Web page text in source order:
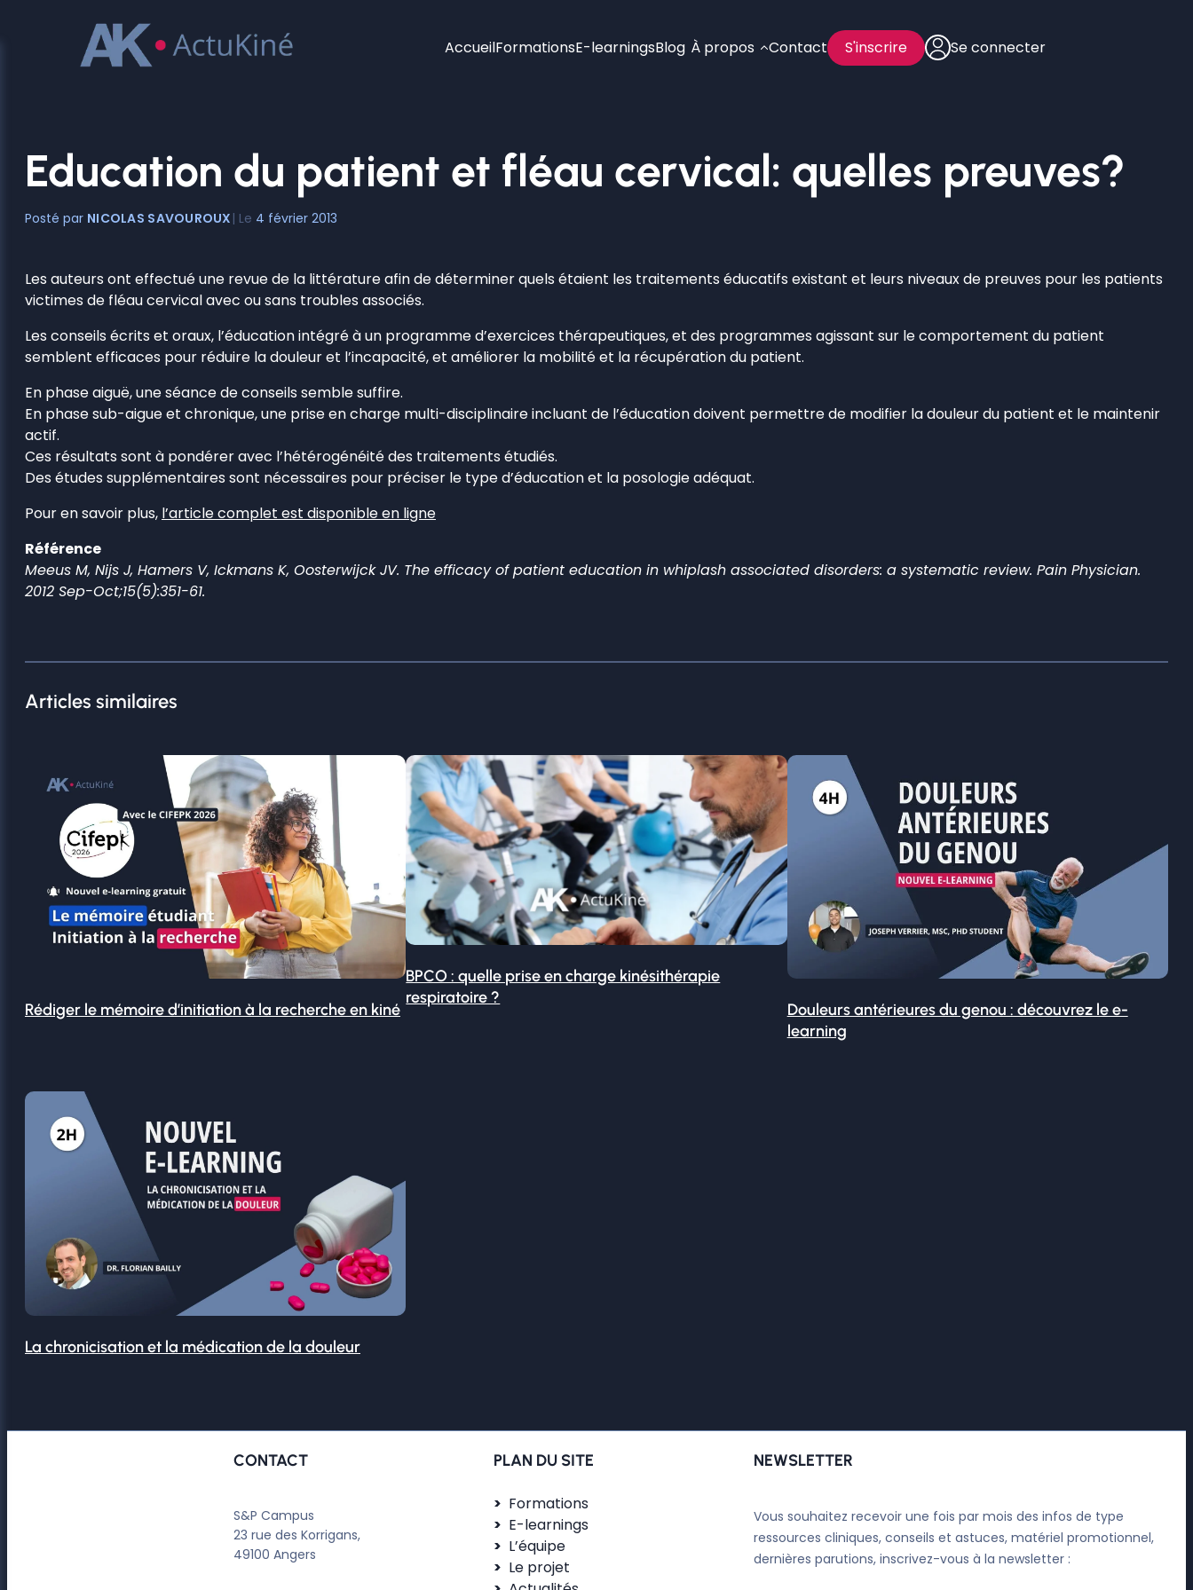
AccueilFormationsE-learningsBlog À propos Contact S'inscrire Se connecter
Education du patient et fléau cervical: quelles preuves?
NICOLAS SAVOUROUX 4 février 2013
Les auteurs ont effectué une revue de la littérature afin de déterminer quels étaient les traitements éducatifs existant et leurs niveaux de preuves pour les patients
victimes de fléau cervical avec ou sans troubles associés.
Les conseils écrits et oraux, l’éducation intégré à un programme d’exercices thérapeutiques, et des programmes agissant sur le comportement du patient
semblent efficaces pour réduire la douleur et l’incapacité, et améliorer la mobilité et la récupération du patient.
En phase aiguë, une séance de conseils semble suffire.
En phase sub-aigue et chronique, une prise en charge multi-disciplinaire incluant de l’éducation doivent permettre de modifier la douleur du patient et le maintenir
actif.
Ces résultats sont à pondérer avec l’hétérogénéité des traitements étudiés.
Des études supplémentaires sont nécessaires pour préciser le type d’éducation et la posologie adéquat.
Pour en savoir plus, l’article complet est disponible en ligne
Référence
Meeus M, Nijs J, Hamers V, Ickmans K, Oosterwijck JV. The efficacy of patient education in whiplash associated disorders: a systematic review. Pain Physician.
2012 Sep-Oct;15(5):351-61.
Articles similaires
Rédiger le mémoire d’initiation à la recherche en kiné
BPCO : quelle prise en charge kinésithérapie
respiratoire ?
Douleurs antérieures du genou : découvrez le e-
learning
La chronicisation et la médication de la douleur
CONTACT
S&P Campus
23 rue des Korrigans,
49100 Angers
PLAN DU SITE
Formations
E-learnings
L’équipe
Le projet
NEWSLETTER
Vous souhaitez recevoir une fois par mois des infos de type
ressources cliniques, conseils et astuces, matériel promotionnel,
dernières parutions, inscrivez-vous à la newsletter :